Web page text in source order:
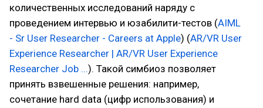
количественных исследований наряду с
проведением интервью и юзабилити-тестов (AIML
- Sr User Researcher - Careers at Apple) (AR/VR User
Experience Researcher | AR/VR User Experience
Researcher Job ...). Такой симбиоз позволяет
принять взвешенные решения: например,
сочетание hard data (цифр использования) и